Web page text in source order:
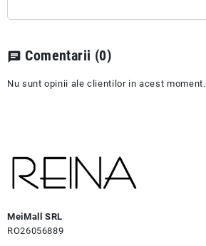
chat Comentarii (0)
Nu sunt opinii ale clientilor in acest moment.
MeiMall SRL
RO26056889